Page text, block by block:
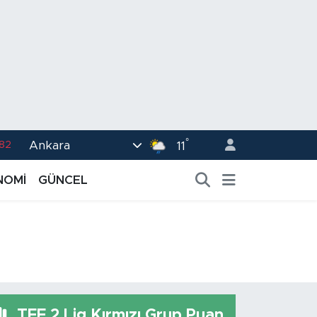
Ankara 11 °
GÜNCEL